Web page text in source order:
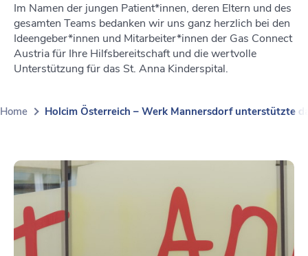
Im Namen der jungen Patient*innen, deren Eltern und des
gesamten Teams bedanken wir uns ganz herzlich bei den
Ideengeber*innen und Mitarbeiter*innen der Gas Connect
Austria für Ihre Hilfsbereitschaft und die wertvolle
Unterstützung für das St. Anna Kinderspital.
Home Holcim Österreich – Werk Mannersdorf unterstützte